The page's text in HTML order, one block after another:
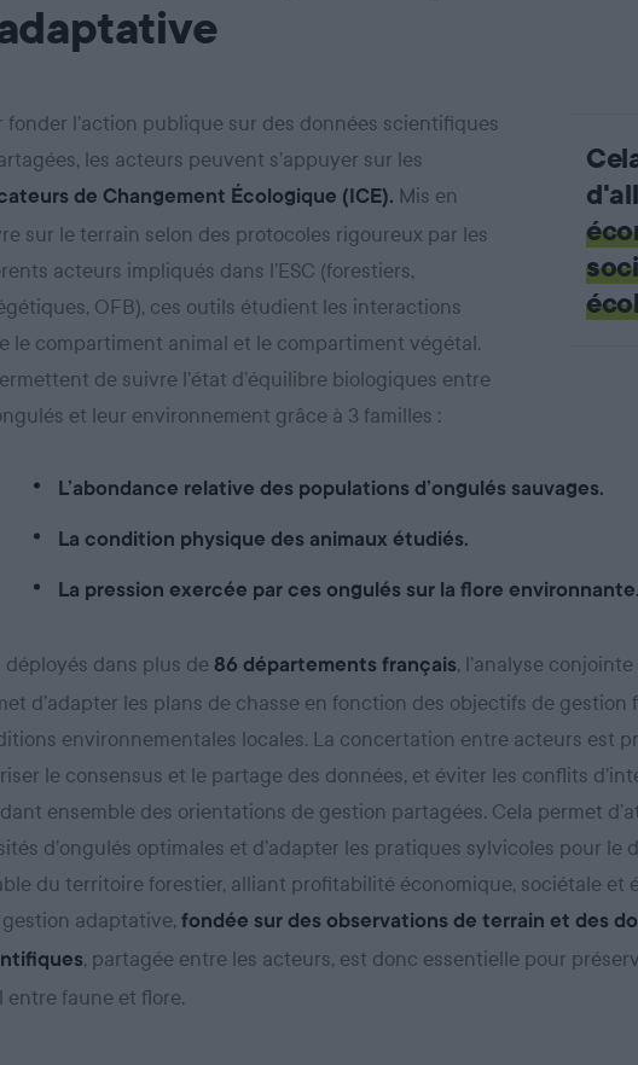
fonder l’action publique sur des données scientifiques
les acteurs peuvent s’appuyer sur les
de Changement Écologique (ICE). Mis en
sur le terrain selon des protocoles rigoureux par les
acteurs impliqués dans l’ESC (forestiers,
OFB), ces outils étudient les interactions
le compartiment animal et le compartiment végétal.
de suivre l’état d’équilibre biologiques entre
et leur environnement grâce à 3 familles :
L’abondance relative des populations d’ongulés sauvages.
La condition physique des animaux étudiés.
La pression exercée par ces ongulés sur la flore environnante.
déployés dans plus de 86 départements français, l’analyse
d’adapter les plans de chasse en fonction des objectifs de gestion
environnementales locales. La concertation entre acteurs est
le consensus et le partage des données, et éviter les conflits
ensemble des orientations de gestion partagées. Cela permet
d’ongulés optimales et d’adapter les pratiques sylvicoles pour le
du territoire forestier, alliant profitabilité économique, sociétale et
gestion adaptative, fondée sur des observations de terrain et des
, partagée entre les acteurs, est donc essentielle pour
entre faune et flore.